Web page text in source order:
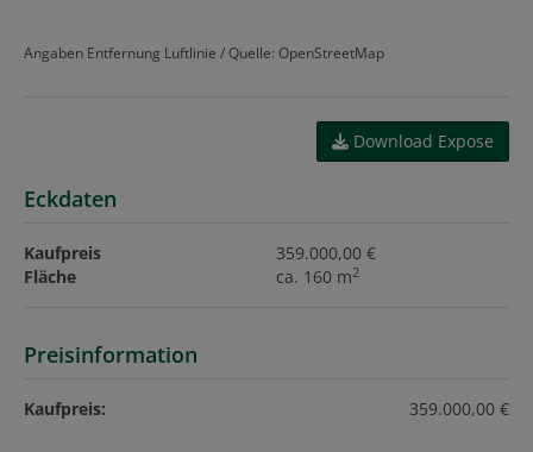
Angaben Entfernung Luftlinie / Quelle: OpenStreetMap
Download Expose
Eckdaten
Kaufpreis
359.000,00 €
Fläche
ca. 160 m2
Preisinformation
Kaufpreis: 359.000,00 €